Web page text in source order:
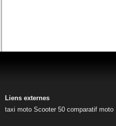
Liens externes
taxi moto Scooter 50 comparatif moto